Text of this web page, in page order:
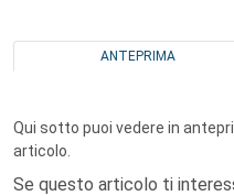
ANTEPRIMA
Qui sotto puoi vedere in
articolo.
Se questo articolo ti